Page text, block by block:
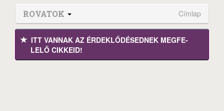
ROVATOK Címlap
ITT VANNAK AZ ÉRDEK­LŐDÉ­SEDNEK MEGFE­
LELŐ CIKKEID!